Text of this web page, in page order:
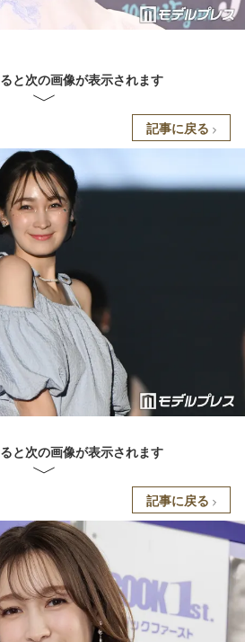
と次の画像が表示されます
記事に戻る
と次の画像が表示されます
記事に戻る